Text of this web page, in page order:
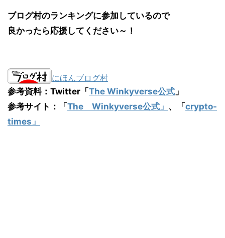
ブログ村のランキングに参加しているので
良かったら応援してください～！
にほんブログ村
参考資料：Twitter「The Winkyverse公式 」
参考サイト：「The Winkyverse公式」 、「crypto-
times」